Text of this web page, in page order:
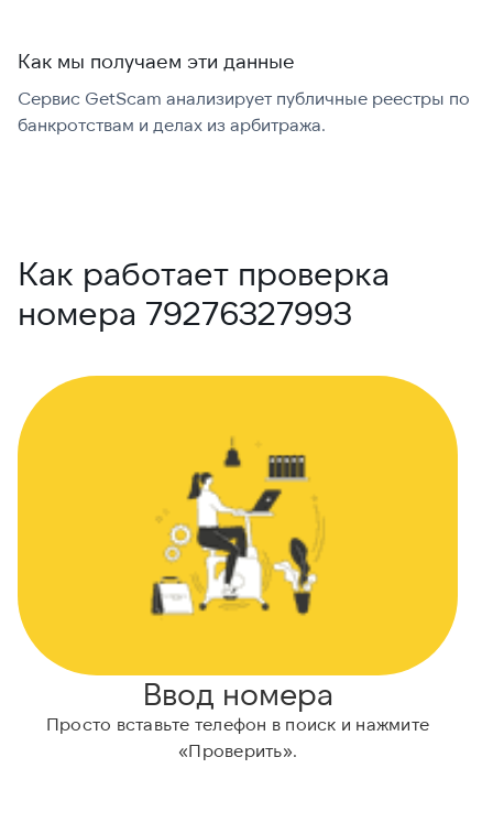
Как мы получаем эти данные
Сервис GetScam анализирует публичные реестры по
банкротствам и делах из арбитража.
Как работает проверка
номера 79276327993
Ввод номера
Просто вставьте телефон в поиск и нажмите
«Проверить».